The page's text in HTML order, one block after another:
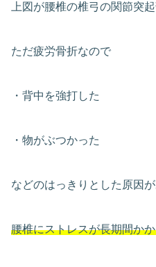
上図が腰椎の椎弓の関節突起
ただ疲労骨折なので
・背中を強打した
・物がぶつかった
などのはっきりとした原因
腰椎にストレスが長期間か